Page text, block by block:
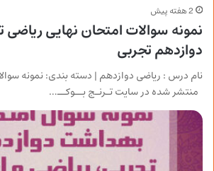
2 هفته پیش
دوازدهم تجربی
منتشر شده در سایت تـرنـج بــوکــ…